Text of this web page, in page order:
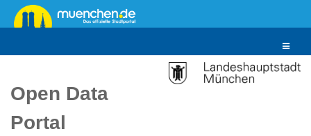
Überspringen
zum
Toggle
Open Data
Portal